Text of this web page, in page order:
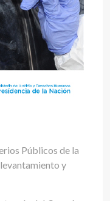
Públicos de la
y